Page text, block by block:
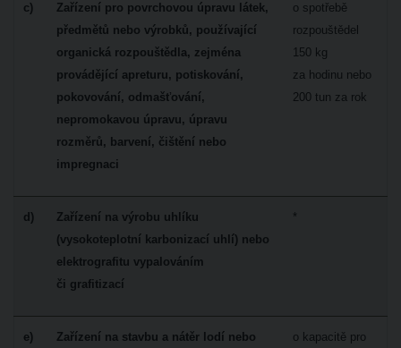
c)
Zařízení pro povrchovou úpravu látek,
předmětů nebo výrobků, používající
organická rozpouštědla, zejména
provádějící apreturu, potiskování,
pokovování, odmašťování,
nepromokavou úpravu, úpravu
rozměrů, barvení, čištění nebo
impregnaci
o spotřebě
rozpouštědel
150 kg
za hodinu nebo
200 tun za rok
d)
Zařízení na výrobu uhlíku
(vysokoteplotní karbonizací uhlí) nebo
elektrografitu vypalováním
či grafitizací
*
e)
Zařízení na stavbu a nátěr lodí nebo
o kapacitě pro